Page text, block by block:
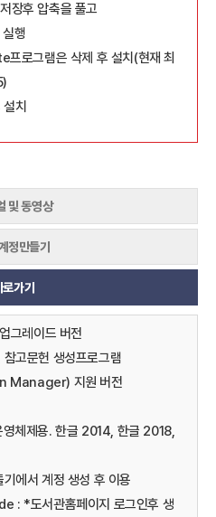
장후 압축을 풀고
행
로그램은 삭제 후 설치(현재 최
치
및 동영상
정만들기
로가기
그레이드 버전
고문헌 생성프로그램
지원 버전
체제용. 한글 2014, 한글 2018,
에서 계정 생성 후 이용
: *도서관홈페이지 로그인후 생